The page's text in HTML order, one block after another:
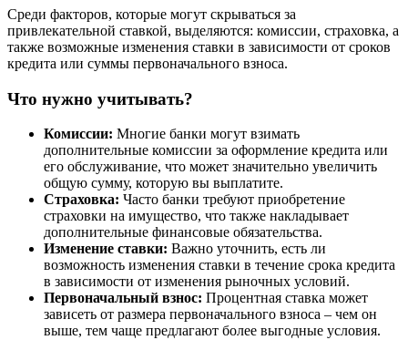
Среди факторов, которые могут скрываться за
привлекательной ставкой, выделяются: комиссии, страховка, а
также возможные изменения ставки в зависимости от сроков
кредита или суммы первоначального взноса.
Что нужно учитывать?
Комиссии: Многие банки могут взимать
дополнительные комиссии за оформление кредита или
его обслуживание, что может значительно увеличить
общую сумму, которую вы выплатите.
Страховка: Часто банки требуют приобретение
страховки на имущество, что также накладывает
дополнительные финансовые обязательства.
Изменение ставки: Важно уточнить, есть ли
возможность изменения ставки в течение срока кредита
в зависимости от изменения рыночных условий.
Первоначальный взнос: Процентная ставка может
зависеть от размера первоначального взноса – чем он
выше, тем чаще предлагают более выгодные условия.